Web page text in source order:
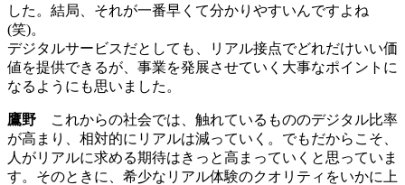
した。結局、それが一番早くて分かりやすいんですよね
(笑)。
デジタルサービスだとしても、リアル接点でどれだけいい価
値を提供できるが、事業を発展させていく大事なポイントに
なるようにも思いました。
鷹野 これからの社会では、触れているもののデジタル比率
が高まり、相対的にリアルは減っていく。でもだからこそ、
人がリアルに求める期待はきっと高まっていくと思っていま
す。そのときに、希少なリアル体験のクオリティをいかに上